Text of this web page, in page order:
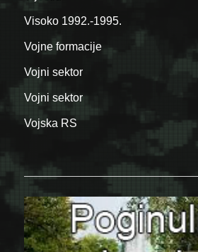
Visoko 1992.-1995.
Vojne formacije
Vojni sektor
Vojni sektor
Vojska RS